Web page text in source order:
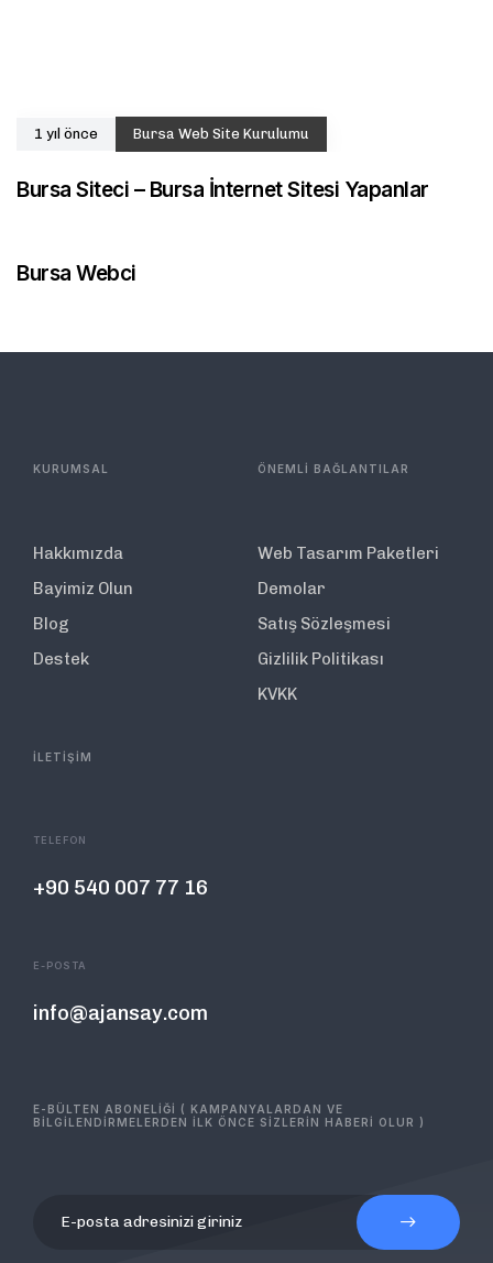
1 yıl önce Bursa Web Site Kurulumu
Bursa Siteci – Bursa İnternet Sitesi Yapanlar
Bursa Webci
KURUMSAL
Hakkımızda
Bayimiz Olun
Blog
Destek
ÖNEMLİ BAĞLANTILAR
Web Tasarım Paketleri
Demolar
Satış Sözleşmesi
Gizlilik Politikası
KVKK
İLETİŞİM
TELEFON
+90 540 007 77 16
E-POSTA
info@ajansay.com
E-BÜLTEN ABONELİĞİ ( KAMPANYALARDAN VE
BİLGİLENDİRMELERDEN İLK ÖNCE SİZLERİN HABERİ OLUR )